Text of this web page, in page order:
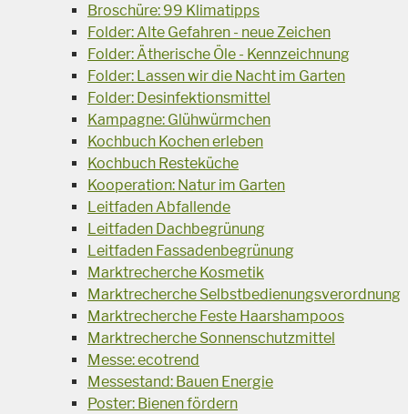
Broschüre: 99 Klimatipps
Folder: Alte Gefahren - neue Zeichen
Folder: Ätherische Öle - Kennzeichnung
Folder: Lassen wir die Nacht im Garten
Folder: Desinfektionsmittel
Kampagne: Glühwürmchen
Kochbuch Kochen erleben
Kochbuch Resteküche
Kooperation: Natur im Garten
Leitfaden Abfallende
Leitfaden Dachbegrünung
Leitfaden Fassadenbegrünung
Marktrecherche Kosmetik
Marktrecherche Selbstbedienungsverordnung
Marktrecherche Feste Haarshampoos
Marktrecherche Sonnenschutzmittel
Messe: ecotrend
Messestand: Bauen Energie
Poster: Bienen fördern